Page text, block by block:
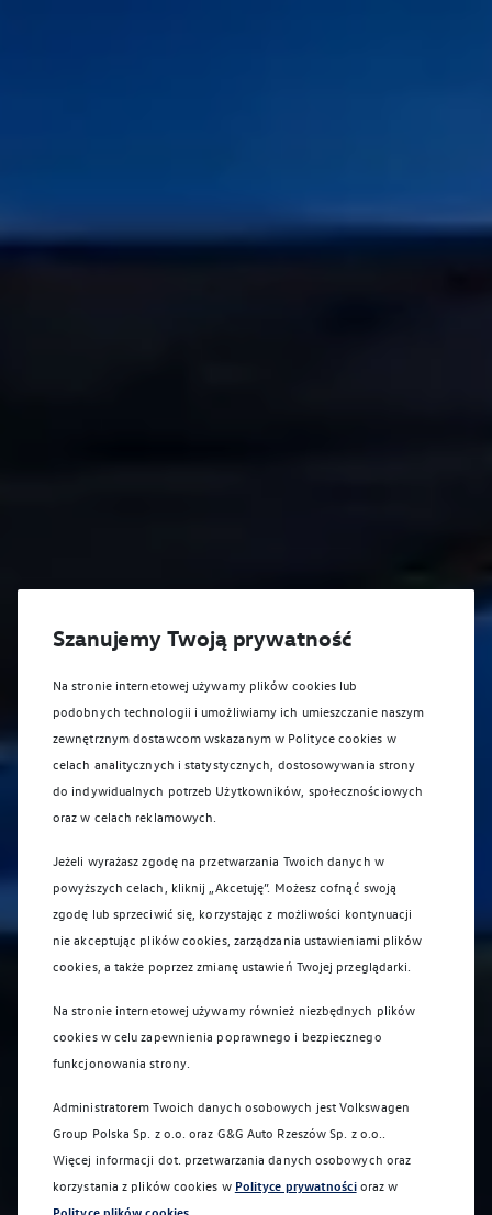
Szanujemy Twoją prywatność
Na stronie internetowej używamy plików cookies lub
podobnych technologii i umożliwiamy ich umieszczanie naszym
zewnętrznym dostawcom wskazanym w Polityce cookies w
celach analitycznych i statystycznych, dostosowywania strony
do indywidualnych potrzeb Użytkowników, społecznościowych
oraz w celach reklamowych.
Jeżeli wyrażasz zgodę na przetwarzania Twoich danych w
powyższych celach, kliknij „Akcetuję”. Możesz cofnąć swoją
zgodę lub sprzeciwić się, korzystając z możliwości kontynuacji
nie akceptując plików cookies, zarządzania ustawieniami plików
cookies, a także poprzez zmianę ustawień Twojej przeglądarki.
Na stronie internetowej używamy również niezbędnych plików
cookies w celu zapewnienia poprawnego i bezpiecznego
funkcjonowania strony.
Administratorem Twoich danych osobowych jest Volkswagen
Group Polska Sp. z o.o. oraz G&G Auto Rzeszów Sp. z o.o.
Więcej informacji dot. przetwarzania danych osobowych oraz
korzystania z plików cookies w Polityce prywatnościoraz w
Polityce plików cookies